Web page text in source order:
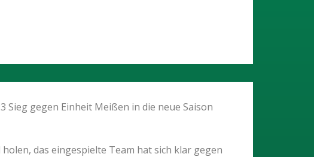
gegen Einheit Meißen in die neue Saison
das eingespielte Team hat sich klar gegen